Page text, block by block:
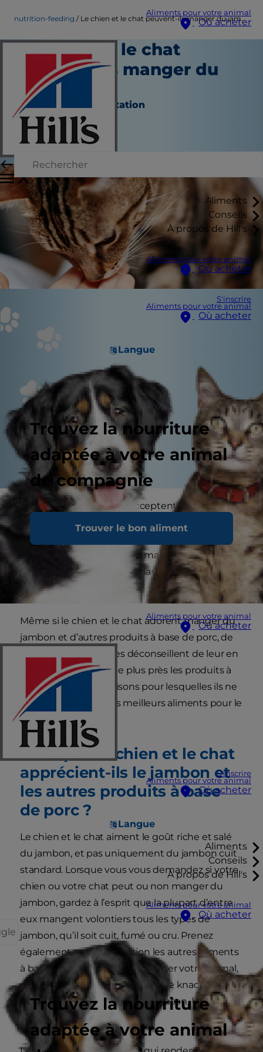
Aliments pour votre animal
Où acheter
Aliments
Conseils
À propos de Hill's
Aliments pour votre animal
Où acheter
S'inscrire
Aliments pour votre animal
Où acheter
Langue
Trouvez la nourriture
adaptée à votre animal
de compagnie
Trouver le bon aliment
Aliments pour votre animal
Où acheter
S'inscrire
Aliments pour votre animal
Où acheter
Langue
Aliments
Conseils
À propos de Hill's
Aliments pour votre animal
Où acheter
Trouvez la nourriture
adaptée à votre animal
nutrition-feeding Le chien et le chat peuvent-ils manger du jambon&nbsp;?
Le chien et le chat
peuvent-ils manger du
jambon ?
Nutrition et alimentation
Christine O'Brien
Mars 02, 2022
De nombreux animaux acceptent volontiers (ou
réclament) de la nourriture humaine comme le
jambon et d’autres produits à base de porc. Mais
le chien (ou le chat) peut-il manger du jambon ?
Ces aliments sont-ils sans danger pour le chien
et le chat ?
Même si le chien et le chat adorent manger du
jambon et d’autres produits à base de porc, de
nombreux vétérinaires déconseillent de leur en
donner. Examinons de plus près les produits à
base de porc et les raisons pour lesquelles ils ne
sont peut-être pas les meilleurs aliments pour le
chien et le chat.
Pourquoi le chien et le chat
apprécient-ils le jambon et
les autres produits à base
de porc ?
Le chien et le chat aiment le goût riche et salé
du jambon, et pas uniquement du jambon cuit
standard. Lorsque vous vous demandez si votre
chien ou votre chat peut ou non manger du
jambon, gardez à l’esprit que la plupart d’entre
eux mangent volontiers tous les types de
jambon, qu’il soit cuit, fumé ou cru. Prenez
également en considération les autres aliments
à base de porc qui peuvent tenter votre animal,
notamment les saucisses de type knack (un
éternel favori), les saucisses, le bacon, le salami, le
saucisson, le jambon cru.